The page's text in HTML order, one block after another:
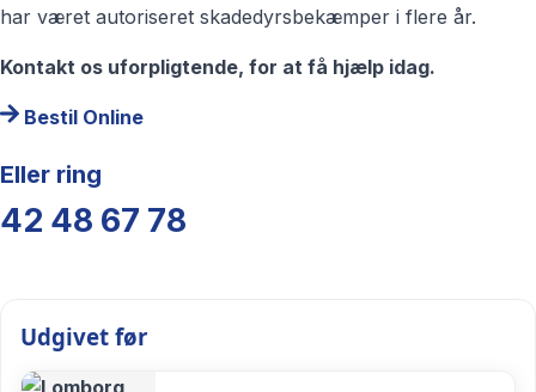
har været autoriseret skadedyrsbekæmper i flere år.
Kontakt os uforpligtende, for at få hjælp idag.
Bestil Online
Eller ring
42 48 67 78
Udgivet før